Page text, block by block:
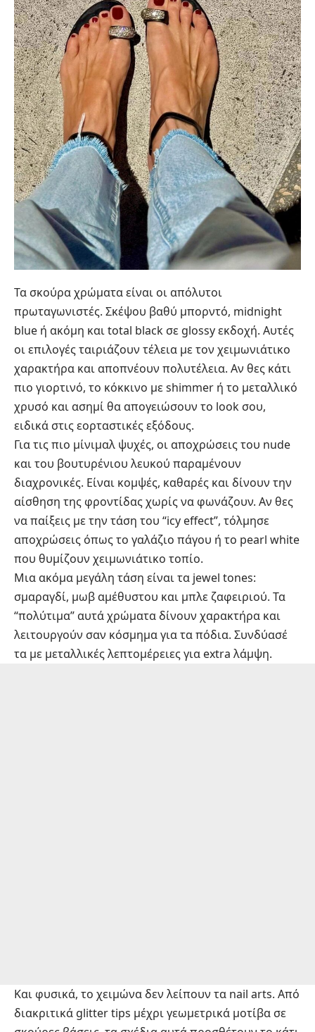
Τα σκούρα χρώματα είναι οι απόλυτοι
πρωταγωνιστές. Σκέψου βαθύ μπορντό, midnight
blue ή ακόμη και total black σε glossy εκδοχή. Αυτές
οι επιλογές ταιριάζουν τέλεια με τον χειμωνιάτικο
χαρακτήρα και αποπνέουν πολυτέλεια. Αν θες κάτι
πιο γιορτινό, το κόκκινο με shimmer ή το μεταλλικό
χρυσό και ασημί θα απογειώσουν το look σου,
ειδικά στις εορταστικές εξόδους.
Για τις πιο μίνιμαλ ψυχές, οι αποχρώσεις του nude
και του βουτυρένιου λευκού παραμένουν
διαχρονικές. Είναι κομψές, καθαρές και δίνουν την
αίσθηση της φροντίδας χωρίς να φωνάζουν. Αν θες
να παίξεις με την τάση του “icy effect”, τόλμησε
αποχρώσεις όπως το γαλάζιο πάγου ή το pearl white
που θυμίζουν χειμωνιάτικο τοπίο.
Μια ακόμα μεγάλη τάση είναι τα jewel tones:
σμαραγδί, μωβ αμέθυστου και μπλε ζαφειριού. Τα
“πολύτιμα” αυτά χρώματα δίνουν χαρακτήρα και
λειτουργούν σαν κόσμημα για τα πόδια. Συνδύασέ
τα με μεταλλικές λεπτομέρειες για extra λάμψη.
Και φυσικά, το χειμώνα δεν λείπουν τα nail arts. Από
διακριτικά glitter tips μέχρι γεωμετρικά μοτίβα σε